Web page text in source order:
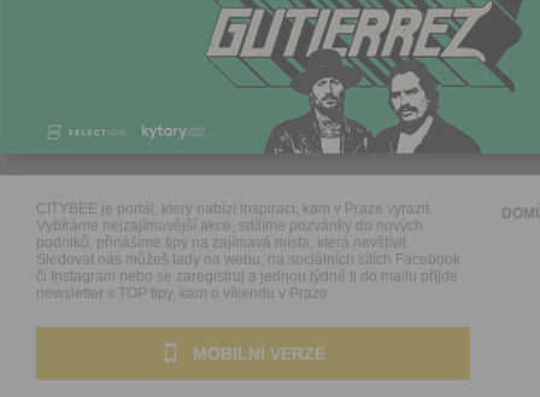
CITYBEE je portál, který nabízí inspiraci, kam v Praze vyrazit.
Vybíráme nejzajímavější akce, sdílíme pozvánky do nových
podniků, přinášíme tipy na zajímavá místa, která navštívit.
Sledovat nás můžeš tady na webu, na sociálních sítích Facebook
či Instagram nebo se zaregistruj a jednou týdně ti do mailu přijde
newsletter s TOP tipy, kam o víkendu v Praze.
MOBILNÍ VERZE